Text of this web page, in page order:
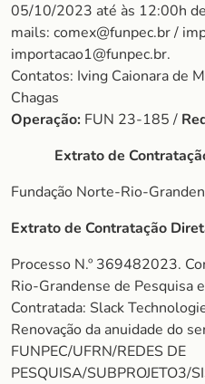
05/10/2023 até às 12:00h
mails: comex@funpec.br /
importacao1@funpec.br.
Contatos: Iving Caionara de
Chagas
Operação: FUN 23-185 /
Extrato de
Fundação Norte-Rio-
Extrato de Contratação
Processo N.º 369482023.
Rio-Grandense de Pesquisa
Contratada: Slack
Renovação da anuidade do
FUNPEC/UFRN/REDES DE
PESQUISA/SUBPROJETO3/